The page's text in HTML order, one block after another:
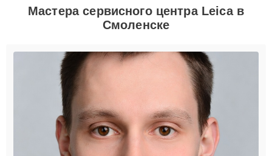
Мастера сервисного центра Leica в
Смоленске